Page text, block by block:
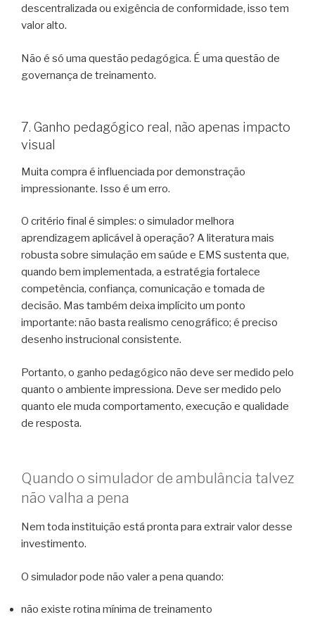
descentralizada ou exigência de conformidade, isso tem
valor alto.
Não é só uma questão pedagógica. É uma questão de
governança de treinamento.
7. Ganho pedagógico real, não apenas impacto
visual
Muita compra é influenciada por demonstração
impressionante. Isso é um erro.
O critério final é simples: o simulador melhora
aprendizagem aplicável à operação? A literatura mais
robusta sobre simulação em saúde e EMS sustenta que,
quando bem implementada, a estratégia fortalece
competência, confiança, comunicação e tomada de
decisão. Mas também deixa implícito um ponto
importante: não basta realismo cenográfico; é preciso
desenho instrucional consistente.
Portanto, o ganho pedagógico não deve ser medido pelo
quanto o ambiente impressiona. Deve ser medido pelo
quanto ele muda comportamento, execução e qualidade
de resposta.
Quando o simulador de ambulância talvez
não valha a pena
Nem toda instituição está pronta para extrair valor desse
investimento.
O simulador pode não valer a pena quando:
não existe rotina mínima de treinamento